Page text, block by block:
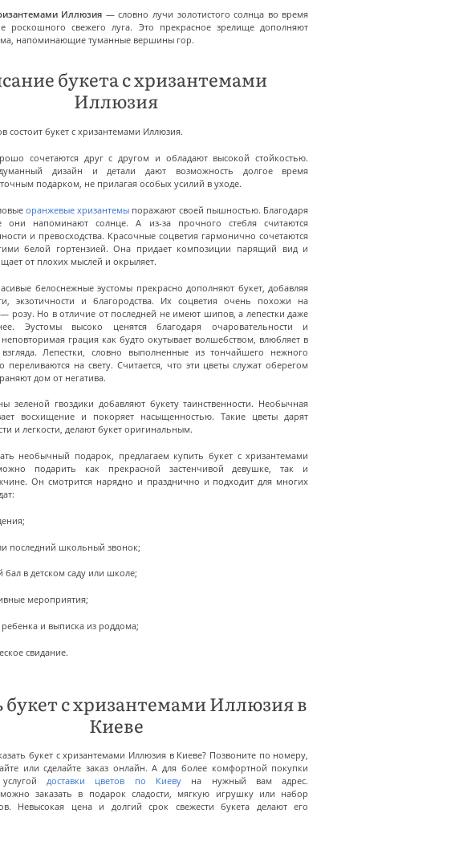
Иллюзия — словно лучи золотистого солнца во время
роскошного свежего луга. Это прекрасное зрелище дополняют
напоминающие туманные вершины гор.
букета с хризантемами
Иллюзия
состоит букет с хризантемами Иллюзия.
сочетаются друг с другом и обладают высокой стойкостью.
дизайн и детали дают возможность долгое время
подарком, не прилагая особых усилий в уходе.
оранжевые хризантемы поражают своей пышностью. Благодаря
они напоминают солнце. А из-за прочного стебля считаются
и превосходства. Красочные соцветия гармонично сочетаются
белой гортензией. Она придает композиции парящий вид и
от плохих мыслей и окрыляет.
белоснежные эустомы прекрасно дополняют букет, добавляя
экзотичности и благородства. Их соцветия очень похожи на
розу. Но в отличие от последней не имеют шипов, а лепестки даже
Эустомы высоко ценятся благодаря очаровательности и
неповторимая грация как будто окутывает волшебством, влюбляет в
Лепестки, словно выполненные из тончайшего нежного
переливаются на свету. Считается, что эти цветы служат оберегом
дом от негатива.
зеленой гвоздики добавляют букету таинственности. Необычная
восхищение и покоряет насыщенностью. Такие цветы дарят
и легкости, делают букет оригинальным.
необычный подарок, предлагаем купить букет с хризантемами
подарить как прекрасной застенчивой девушке, так и
Он смотрится нарядно и празднично и подходит для многих
последний школьный звонок;
бал в детском саду или школе;
мероприятия;
и выписка из роддома;
свидание.
букет с хризантемами Иллюзия в
Киеве
букет с хризантемами Иллюзия в Киеве? Позвоните по номеру,
или сделайте заказ онлайн. А для более комфортной покупки
услугойдоставки цветов по Киеву на нужный вам адрес.
заказать в подарок сладости, мягкую игрушку или набор
Невысокая цена и долгий срок свежести букета делают его